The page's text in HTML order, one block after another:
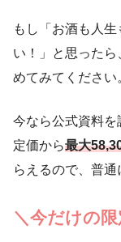
もし「お酒も人
い！」と思ったら
めてみてください
今なら公式資料を
定価から最大
らえるので、普通
＼今だけの